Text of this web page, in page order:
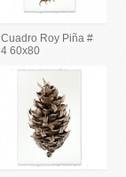
Cuadro Roy Piña #
4 60x80